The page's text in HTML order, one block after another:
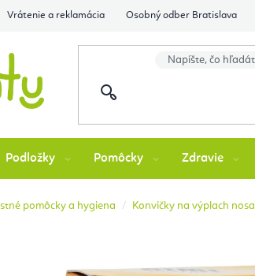
Vrátenie a reklamácia Osobný odber Bratislava
Podložky Pomôcky Zdravie
pomôcky a hygiena Konvičky na výplach